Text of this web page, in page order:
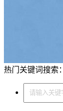
热门关键词搜索：